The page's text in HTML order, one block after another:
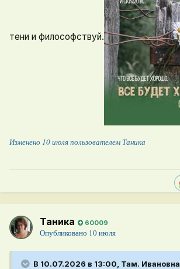
тени и философствуй.
Изменено 10 июляпользователем Таника
Таника 60009
Опубликовано 10 июля
В 10.07.2026 в 13:00, Там. Ивановна